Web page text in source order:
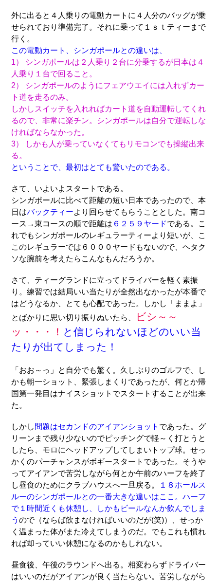
外に出ると４人乗りの電動カートに４人分のバッグが乗
せられており準備完了。それに乗って１ｓｔティーまで
行く。
この電動カート、シンガポールとの違いは、
1） シンガポールは２人乗り２台に分乗するが日本は４
人乗り１台で回ること。
2） シンガポールのようにフェアウエイには入れずカー
ト道を走るのみ。
しかしスイッチを入れればカート道を自動運転してくれ
るので、非常に楽チン。シンガポールは自分で運転しな
ければならなかった。
3） しかも人が乗っていなくてもリモコンでも操縦出来
る。
ということで、最初はとても驚いたのである。
さて、いよいよスタートである。
シンガポールに比べて距離の短い日本であったので、本
日はバックティーより回らせてもらうこととした。南コ
ース→東コースの順で距離は ６２５９ヤードである。こ
れでもシンガポールのレギュラーティーより短いが、こ
このレギュラーでは６０００ヤードもないので、ヘタク
ソな腕前を考えたらこんなもんだろうか。
さて、ティーグランドに立ってドライバーを軽く素振
り。練習では結局いい当たりが全然出なかったが本番で
はどうなるか、とても心配であった。しかし「ままよ」
とばかりに思い切り振りぬいたら、
ビシ～～
ッ・・・！ と信じられないほどのいい当
たりが出てしまった！
「おお～っ」と自分でも驚く。久しぶりのゴルフで、し
かも朝一ショット、緊張しまくりであったが、何とか帰
国第一発目はナイスショットでスタートすることが出来
た。
しかし 問題はセカンドのアイアンショット であった。グ
リーンまで残り少ないのでピッチングで軽～く打とうと
したら、モロにヘッドアップしてしまいトップ球。せっ
かくのパーチャンスがボギースタートであった。そうや
ってアイアンで苦労しながら何とか午前のハーフを終了
し昼食のためにクラブハウスへ一旦戻る。
１８ホールス
ルーのシンガポールとの一番大きな違いはここ。ハーフ
で１時間近くも休憩し、しかもビールなんか飲んでしま
う ので（ならば飲まなければいいのだが(笑)）、せっか
く温まった体がまた冷えてしまうのだ。でもこれも慣れ
れば却っていい休憩になるのかもしれない。
昼食後、午後のラウンドへ出る。相変わらずドライバー
はいいのだがアイアンが良く当たらない。苦労しながら